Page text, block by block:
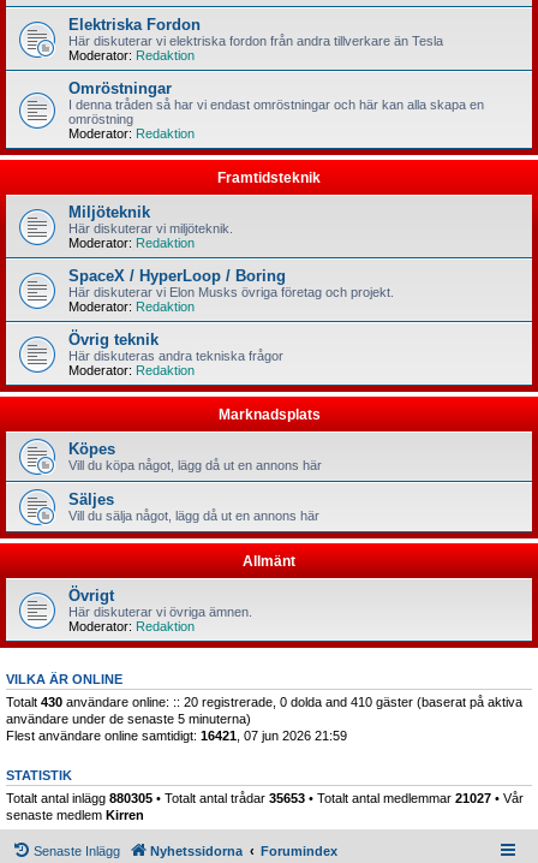
Elektriska Fordon
Här diskuterar vi elektriska fordon från andra tillverkare än Tesla
Moderator: Redaktion
Omröstningar
I denna tråden så har vi endast omröstningar och här kan alla skapa en
omröstning
Moderator: Redaktion
Framtidsteknik
Miljöteknik
Här diskuterar vi miljöteknik.
Moderator: Redaktion
SpaceX / HyperLoop / Boring
Här diskuterar vi Elon Musks övriga företag och projekt.
Moderator: Redaktion
Övrig teknik
Här diskuteras andra tekniska frågor
Moderator: Redaktion
Marknadsplats
Köpes
Vill du köpa något, lägg då ut en annons här
Säljes
Vill du sälja något, lägg då ut en annons här
Allmänt
Övrigt
Här diskuterar vi övriga ämnen.
Moderator: Redaktion
VILKA ÄR ONLINE
Totalt 430 användare online: :: 20 registrerade, 0 dolda and 410 gäster (baserat på aktiva
användare under de senaste 5 minuterna)
Flest användare online samtidigt: 16421 , 07 jun 2026 21:59
STATISTIK
Totalt antal inlägg 880305 • Totalt antal trådar 35653 • Totalt antal medlemmar 21027 • Vår
senaste medlem Kirren
Senaste Inlägg Nyhetssidorna Forumindex